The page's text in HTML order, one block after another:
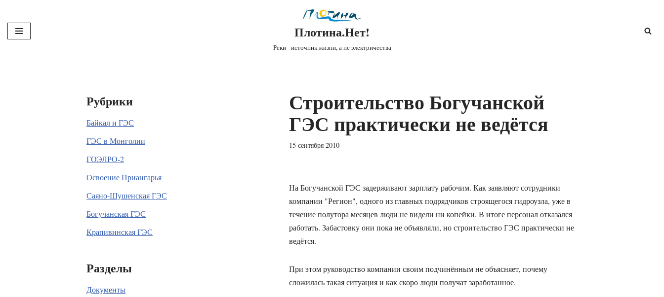
Перейти
к
Плотина.Нет!
Реки - источник жизни, а не электричества
Рубрики
Байкал и ГЭС
ГЭС в Монголии
ГОЭЛРО-2
Освоение Приангарья
Саяно-Шушенская ГЭС
Богучанская ГЭС
Крапивинская ГЭС
Разделы
Документы
Строительство Богучанской
ГЭС практически не ведётся
15 сентября 2010
На Богучанской ГЭС задерживают зарплату рабочим. Как заявляют сотрудники
компании "Регион", одного из главных подрядчиков строящегося гидроузла, уже в
течение полутора месяцев люди не видели ни копейки. В итоге персонал отказался
работать. Забастовку они пока не объявляли, но строительство ГЭС практически не
ведётся.
При этом руководство компании своим подчинённым не объясняет, почему
сложилась такая ситуация и как скоро люди получат заработанное.